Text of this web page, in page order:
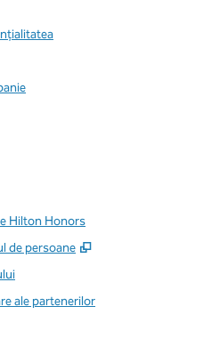
Hilton Honors
de persoane
,
ale partenerilor